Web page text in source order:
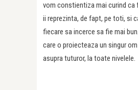
vom constientiza mai curind ca
ii reprezinta, de fapt, pe toti, si
fiecare sa incerce sa fie mai
care o proiecteaza un singur
asupra tuturor, la toate nivelele.